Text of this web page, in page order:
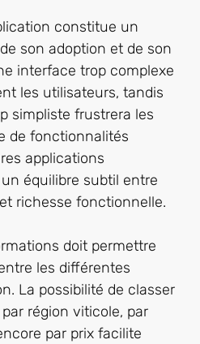
constitue un
son adoption et de son
interface trop complexe
les utilisateurs, tandis
simpliste frustrera les
de fonctionnalités
applications
équilibre subtil entre
richesse fonctionnelle.
doit permettre
les différentes
La possibilité de classer
région viticole, par
par prix facilite